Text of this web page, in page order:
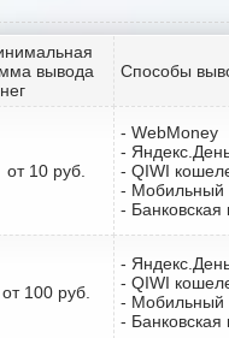
вывода
Способы
от 10 руб.
- WebMoney
-
- QIWI
- Мобильный
- Банковская
от 100 руб.
-
- QIWI
- Мобильный
- Банковская